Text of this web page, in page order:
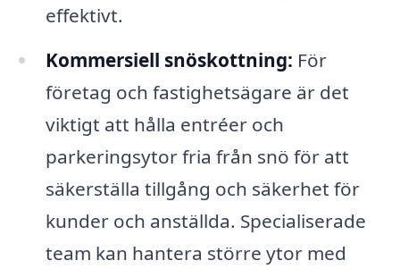
effektivt.
Kommersiell snöskottning: För
företag och fastighetsägare är det
viktigt att hålla entréer och
parkeringsytor fria från snö för att
säkerställa tillgång och säkerhet för
kunder och anställda. Specialiserade
team kan hantera större ytor med